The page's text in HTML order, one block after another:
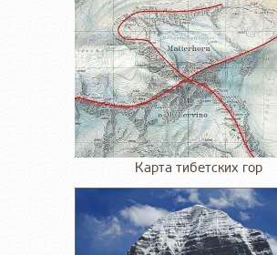
Карта тибетских гор